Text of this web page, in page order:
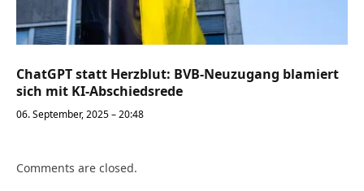
ChatGPT statt Herzblut: BVB-Neuzugang blamiert
sich mit KI-Abschiedsrede
06. September, 2025 – 20:48
Comments are closed.